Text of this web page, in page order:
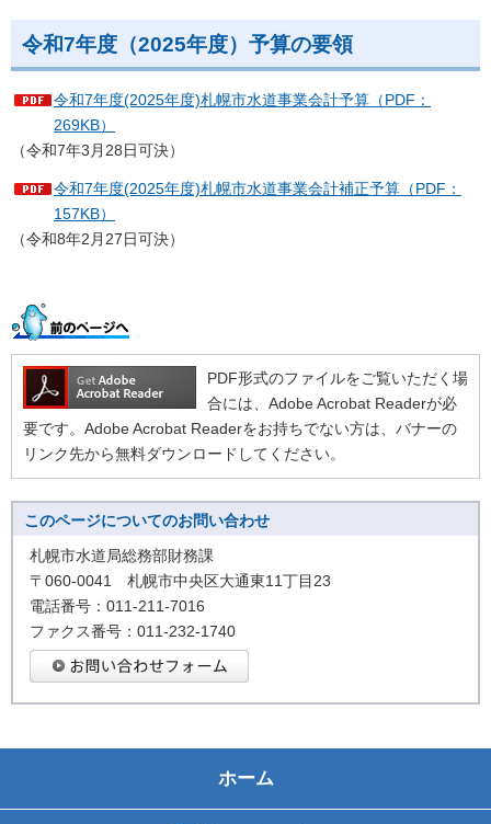
令和7年度（2025年度）予算の要領
令和7年度(2025年度)札幌市水道事業会計予算（PDF：
269KB）
（令和7年3月28日可決）
令和7年度(2025年度)札幌市水道事業会計補正予算（PDF：
157KB）
（令和8年2月27日可決）
PDF形式のファイルをご覧いただく場
合には、Adobe Acrobat Readerが必
要です。Adobe Acrobat Readerをお持ちでない方は、バナーの
リンク先から無料ダウンロードしてください。
このページについてのお問い合わせ
札幌市水道局総務部財務課
〒060-0041 札幌市中央区大通東11丁目23
電話番号：011-211-7016
ファクス番号：011-232-1740
ホーム